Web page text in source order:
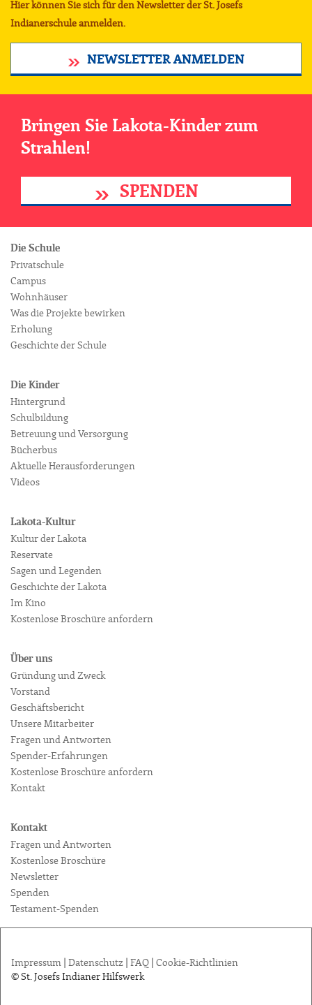
Hier können Sie sich für den Newsletter der St. Josefs
Indianerschule anmelden.
NEWSLETTER ANMELDEN
Bringen Sie Lakota-Kinder zum
Strahlen!
SPENDEN
Die Schule
Privatschule
Campus
Wohnhäuser
Was die Projekte bewirken
Erholung
Geschichte der Schule
Die Kinder
Hintergrund
Schulbildung
Betreuung und Versorgung
Bücherbus
Aktuelle Herausforderungen
Videos
Lakota-Kultur
Kultur der Lakota
Reservate
Sagen und Legenden
Geschichte der Lakota
Im Kino
Kostenlose Broschüre anfordern
Über uns
Gründung und Zweck
Vorstand
Geschäftsbericht
Unsere Mitarbeiter
Fragen und Antworten
Spender-Erfahrungen
Kostenlose Broschüre anfordern
Kontakt
Kontakt
Fragen und Antworten
Kostenlose Broschüre
Newsletter
Spenden
Testament-Spenden
Impressum Datenschutz FAQ
Cookie-Richtlinien
© St. Josefs Indianer Hilfswerk